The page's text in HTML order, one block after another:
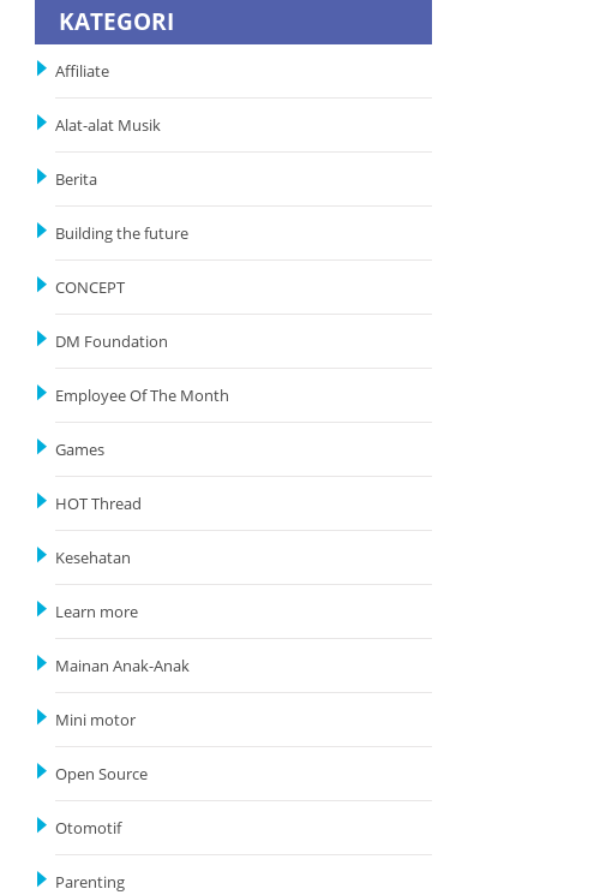
KATEGORI
Affiliate
Alat-alat Musik
Berita
Building the future
CONCEPT
DM Foundation
Employee Of The Month
Games
HOT Thread
Kesehatan
Learn more
Mainan Anak-Anak
Mini motor
Open Source
Otomotif
Parenting